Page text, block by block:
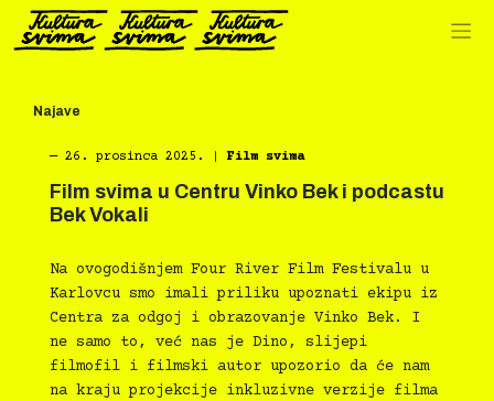
Preskoči
sadržaj
Najave
― 26. prosinca 2025. Film svima
Film svima u Centru Vinko Bek i podcastu
Bek Vokali
Na ovogodišnjem Four River Film Festivalu u
Karlovcu smo imali priliku upoznati ekipu iz
Centra za odgoj i obrazovanje Vinko Bek. I
ne samo to, već nas je Dino, slijepi
filmofil i filmski autor upozorio da će nam
na kraju projekcije inkluzivne verzije filma